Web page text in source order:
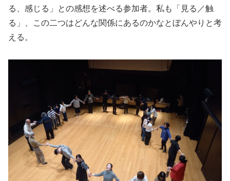
る、感じる」との感想を述べる参加者。私も「見る／触
る」、この二つはどんな関係にあるのかなとぼんやりと考
える。